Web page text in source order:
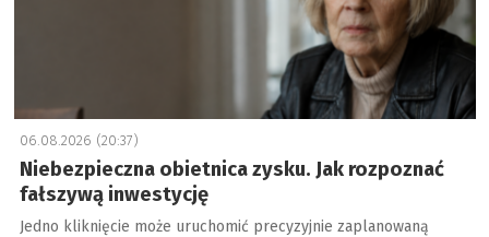
06.08.2026 (20:37)
Niebezpieczna obietnica zysku. Jak rozpoznać
fałszywą inwestycję
Jedno kliknięcie może uruchomić precyzyjnie zaplanowaną